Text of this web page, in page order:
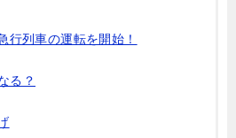
行列車の運転を開始！
る？